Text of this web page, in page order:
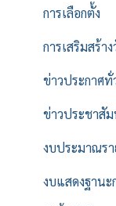
การเลือกตั้ง
การเสริมสร้า
ข่าวประกาศทั่
ข่าวประชาสั
งบประมาณร
งบแสดงฐานะ